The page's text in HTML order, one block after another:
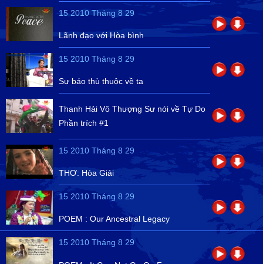
15 2010 Tháng 8 29
Lãnh đạo với Hòa bình
15 2010 Tháng 8 29
Sự báo thù thuộc về ta
Thanh Hải Vô Thượng Sư nói về Tự Do
Phần trích #1
15 2010 Tháng 8 29
THƠ: Hòa Giải
15 2010 Tháng 8 29
POEM : Our Ancestral Legacy
15 2010 Tháng 8 29